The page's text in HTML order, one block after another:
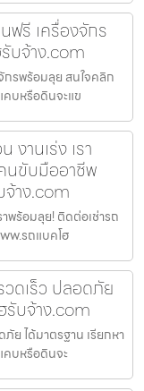
ฟรี เครื่องจักร
บจ้าง.com
กรพร้อมลุย สนใจคลิก
บหรือดินจะแข
านเร่ง เรา
นขับมืออาชีพ
าง.com
พร้อมลุย! ติดต่อเช่ารถ
รถแบคโฮ
ดเร็ว ปลอดภัย
รับจ้าง.com
ย ได้มาตรฐาน เรียกหา
คบหรือดินจะ